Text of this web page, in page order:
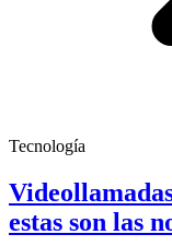
Tecnología
estas son las